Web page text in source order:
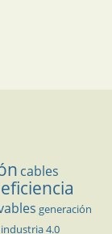
cables
eficiencia
generación
industria 4.0